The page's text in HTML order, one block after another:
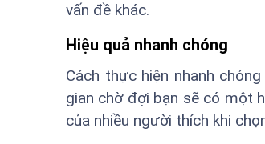
vấn đề khác.
Hiệu quả nhanh chóng
Cách thực hiện nhanh
gian chờ đợi bạn sẽ có một
của nhiều người thích khi